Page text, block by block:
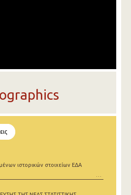
ιστορικών στοιχείων ΕΔΑ